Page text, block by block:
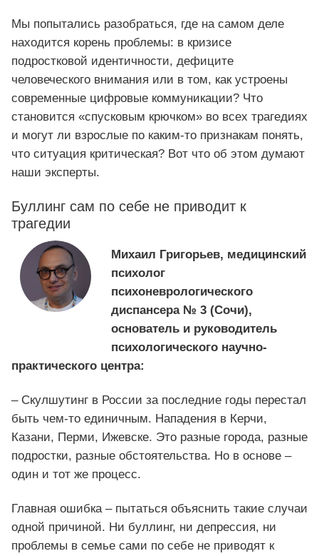
Мы попытались разобраться, где на самом деле
находится корень проблемы: в кризисе
подростковой идентичности, дефиците
человеческого внимания или в том, как устроены
современные цифровые коммуникации? Что
становится «спусковым крючком» во всех трагедиях
и могут ли взрослые по каким-то признакам понять,
что ситуация критическая? Вот что об этом думают
наши эксперты.
Буллинг сам по себе не приводит к
трагедии
Михаил Григорьев, медицинский
психолог
психоневрологического
диспансера № 3 (Сочи),
основатель и руководитель
психологического научно-
практического центра:
– Скулшутинг в России за последние годы перестал
быть чем-то единичным. Нападения в Керчи,
Казани, Перми, Ижевске. Это разные города, разные
подростки, разные обстоятельства. Но в основе –
один и тот же процесс.
Главная ошибка – пытаться объяснить такие случаи
одной причиной. Ни буллинг, ни депрессия, ни
проблемы в семье сами по себе не приводят к